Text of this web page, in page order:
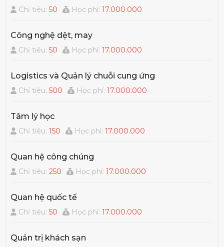
Chỉ tiêu:50 Học phí:17.000.000
Công nghệ dệt, may
Chỉ tiêu:50 Học phí:17.000.000
Logistics và Quản lý chuỗi cung ứng
Chỉ tiêu:500 Học phí:17.000.000
Tâm lý học
Chỉ tiêu:150 Học phí:17.000.000
Quan hệ công chúng
Chỉ tiêu:250 Học phí:17.000.000
Quan hệ quốc tế
Chỉ tiêu:50 Học phí:17.000.000
Quản trị khách sạn